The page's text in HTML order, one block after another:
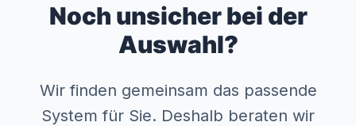
Noch unsicher bei der
Auswahl?
Wir finden gemeinsam das passende
System für Sie. Deshalb beraten wir